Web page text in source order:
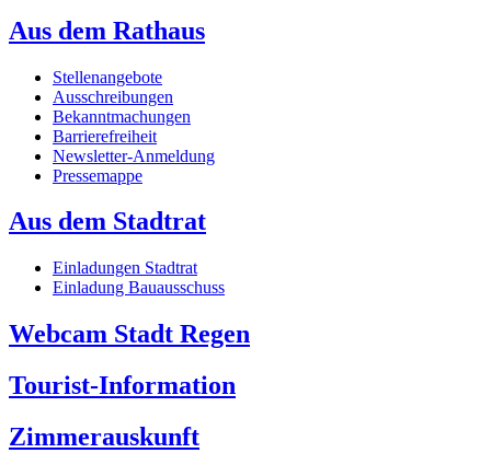
Aus dem Rathaus
Stellenangebote
Ausschreibungen
Bekanntmachungen
Barrierefreiheit
Newsletter-Anmeldung
Pressemappe
Aus dem Stadtrat
Einladungen Stadtrat
Einladung Bauausschuss
Webcam Stadt Regen
Tourist-Information
Zimmerauskunft